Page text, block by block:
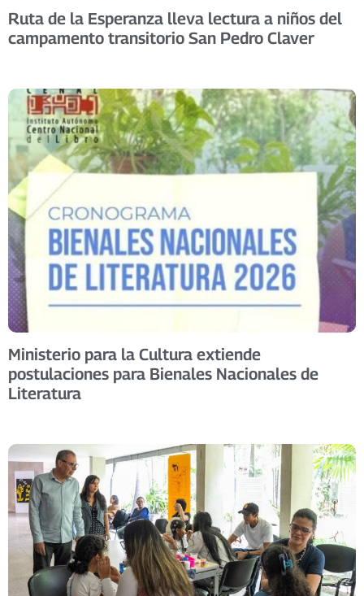
Ruta de la Esperanza lleva lectura a niños del
campamento transitorio San Pedro Claver
Ministerio para la Cultura extiende
postulaciones para Bienales Nacionales de
Literatura